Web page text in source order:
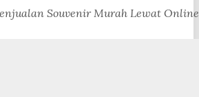
Souvenir Murah Lewat Online